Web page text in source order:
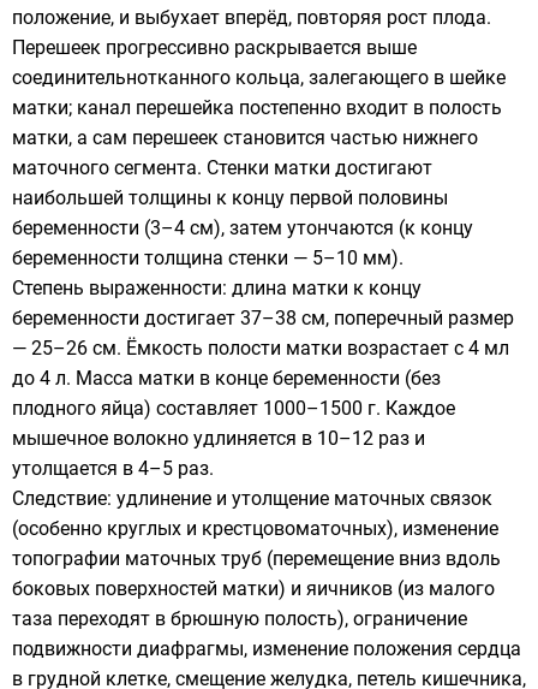
положение, и выбухает вперёд, повторяя рост плода.
Перешеек прогрессивно раскрывается выше
соединительнотканного кольца, залегающего в шейке
матки; канал перешейка постепенно входит в полость
матки, а сам перешеек становится частью нижнего
маточного сегмента. Стенки матки достигают
наибольшей толщины к концу первой половины
беременности (3–4 см), затем утончаются (к концу
беременности толщина стенки — 5–10 мм).
Степень выраженности: длина матки к концу
беременности достигает 37–38 см, поперечный размер
— 25–26 см. Ёмкость полости матки возрастает с 4 мл
до 4 л. Масса матки в конце беременности (без
плодного яйца) составляет 1000–1500 г. Каждое
мышечное волокно удлиняется в 10–12 раз и
утолщается в 4–5 раз.
Следствие: удлинение и утолщение маточных связок
(особенно круглых и крестцовоматочных), изменение
топографии маточных труб (перемещение вниз вдоль
боковых поверхностей матки) и яичников (из малого
таза переходят в брюшную полость), ограничение
подвижности диафрагмы, изменение положения сердца
в грудной клетке, смещение желудка, петель кишечника,